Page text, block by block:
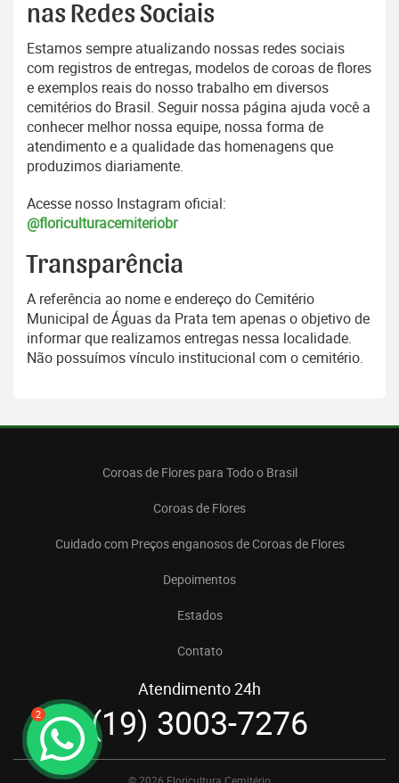
2
nas Redes Sociais
Estamos sempre atualizando nossas redes sociais
com registros de entregas, modelos de coroas de flores
e exemplos reais do nosso trabalho em diversos
cemitérios do Brasil. Seguir nossa página ajuda você a
conhecer melhor nossa equipe, nossa forma de
atendimento e a qualidade das homenagens que
produzimos diariamente.
Acesse nosso Instagram oficial:
@floriculturacemiteriobr
Transparência
A referência ao nome e endereço do Cemitério
Municipal de Águas da Prata tem apenas o objetivo de
informar que realizamos entregas nessa localidade.
Não possuímos vínculo institucional com o cemitério.
Coroas de Flores para Todo o Brasil
Coroas de Flores
Cuidado com Preços enganosos de Coroas de Flores
Depoimentos
Estados
Contato
Atendimento 24h
(19) 3003-7276